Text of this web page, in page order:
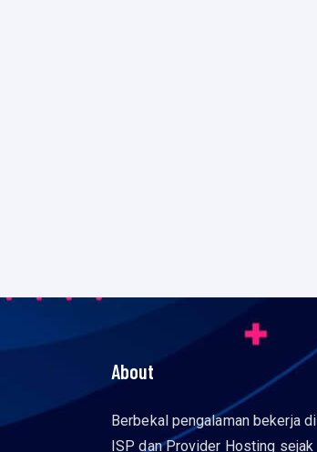
About
Berbekal pengalaman bekerja di
ISP dan Provider Hosting sejak